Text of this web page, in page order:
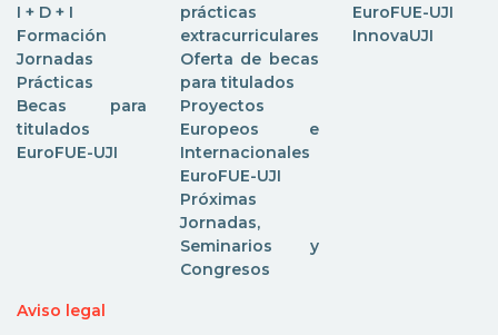
I + D + I
Formación
Jornadas
Prácticas
Becas para
titulados
EuroFUE-UJI
prácticas
extracurriculares
Oferta de becas
para titulados
Proyectos
Europeos e
Internacionales
EuroFUE-UJI
Próximas
Jornadas,
Seminarios y
Congresos
EuroFUE-UJI
InnovaUJI
Aviso legal